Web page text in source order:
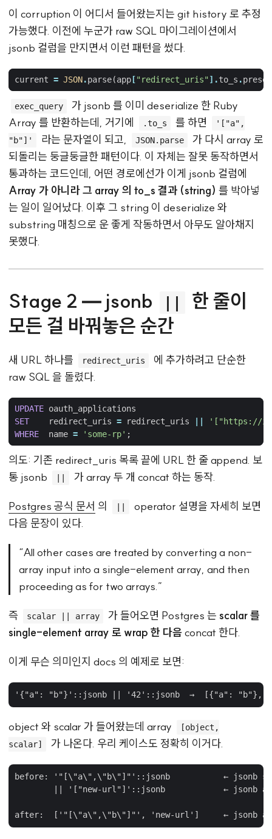
이 corruption 이 어디서 들어왔는지는 git history 로 추정
가능했다. 이전에 누군가 raw SQL 마이그레이션에서
jsonb 컬럼을 만지면서 이런 패턴을 썼다.
current = JSON.parse(app ["redirect_uris"].to_s .
exec_query
가 jsonb 를 이미 deserialize 한 Ruby
Array 를 반환하는데, 거기에
.to_s 를 하면
'["a",
"b"]'
라는 문자열이 되고, JSON.parse
가 다시 array 로
되돌리는 둥글둥글한 패턴이다. 이 자체는 잘못 동작하면서
통과하는 코드인데, 어떤 경로에선가 이게 jsonb 컬럼에
Array 가 아니라 그 array 의 to_s 결과 (string) 를 박아넣
는 일이 일어났다. 이후 그 string 이 deserialize 와
substring 매칭으로 운 좋게 작동하면서 아무도 알아채지
못했다.
Stage 2 — jsonb
한 줄이
모든 걸 바꿔놓은 순간
새 URL 하나를 redirect_uris
에 추가하려고 단순한
raw SQL 을 돌렸다.
UPDATE oauth_applications
SET
redirect_uris = redirect_uris
'["https://
WHERE
name = 'some-rp' ;
의도: 기존 redirect_uris 목록 끝에 URL 한 줄 append. 보
통 jsonb
가 array 두 개 concat 하는 동작.
Postgres 공식 문서 의
operator 설명을 자세히 보면
다음 문장이 있다.
“All other cases are treated by converting a non-
array input into a single-element array, and then
proceeding as for two arrays.”
즉 scalar || array 가 들어오면 Postgres 는 scalar 를
single-element array 로 wrap 한 다음 concat 한다.
이게 무슨 의미인지 docs 의 예제로 보면:
object 와 scalar 가 들어왔는데 array
[object,
scalar]
가 나온다. 우리 케이스도 정확히 이거다.
before: '"[\"a\",\"b\"]"'::jsonb           ← jsonb
|| '["new-url"]'::jsonb            ← jsonb